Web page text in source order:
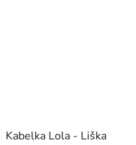
Kabelka Lola - Liška